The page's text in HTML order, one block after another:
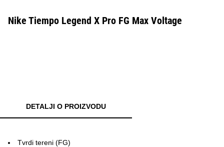
Nike Tiempo Legend X Pro FG Max Voltage
DETALJI O PROIZVODU
Tvrdi tereni (FG)